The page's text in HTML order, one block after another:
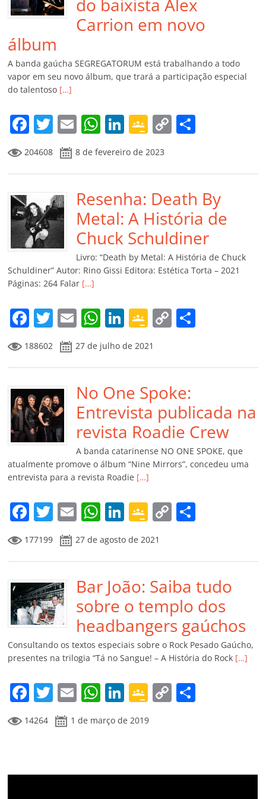
do baixista Alex
Carrion em novo
álbum
A banda gaúcha SEGREGATORUM está trabalhando a todo
vapor em seu novo álbum, que trará a participação especial
do talentoso […]
F
a
c
e
b
o
o
k
T
w
itt
er
E
m
ai
l
W
at
s
A
p
p
Li
k
e
dI
n
G
o
o
gl
e
Cl
a
ss
ro
m
C
y
Li
n
k
p
ar
til
h
ar
204608 8 de fevereiro de 2023
Resenha: Death By
Metal: A História de
Chuck Schuldiner
Livro: “Death by Metal: A História de Chuck
Schuldiner” Autor: Rino Gissi Editora: Estética Torta – 2021
Páginas: 264 Falar […]
F
a
c
e
b
o
o
k
T
w
itt
er
E
m
ai
l
W
h
at
s
A
p
p
Li
n
k
e
dI
n
G
o
o
gl
e
Cl
a
ss
ro
o
m
C
y
Li
n
k
p
til
h
ar
188602 27 de julho de 2021
No One Spoke:
Entrevista publicada na
revista Roadie Crew
A banda catarinense NO ONE SPOKE, que
atualmente promove o álbum “Nine Mirrors”, concedeu uma
entrevista para a revista Roadie […]
F
a
c
e
b
o
o
k
T
w
itt
er
E
m
ai
l
W
at
s
A
p
p
Li
n
k
e
dI
n
G
o
o
gl
e
Cl
a
ss
ro
o
m
C
y
Li
n
k
p
ar
til
h
ar
177199 27 de agosto de 2021
Bar João: Saiba tudo
sobre o templo dos
headbangers gaúchos
Consultando os textos especiais sobre o Rock Pesado Gaúcho,
presentes na trilogia “Tá no Sangue! – A História do Rock […]
F
a
c
b
T
w
itt
E
m
ai
W
at
A
Li
n
k
dI
G
o
o
e
C
Li ar
14264 1 de março de 2019